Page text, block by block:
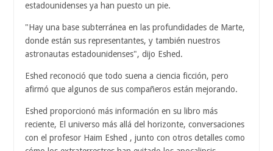
estadounidenses ya han puesto un pie.
"Hay una base subterránea en las profundidades de Marte,
donde están sus representantes, y también nuestros
astronautas estadounidenses", dijo Eshed.
Eshed reconoció que todo suena a ciencia ficción, pero
afirmó que algunos de sus compañeros están mejorando.
Eshed proporcionó más información en su libro más
reciente, El universo más allá del horizonte, conversaciones
con el profesor Haim Eshed , junto con otros detalles como